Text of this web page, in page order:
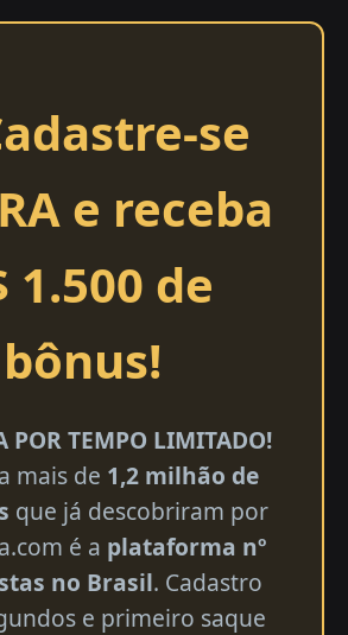
se
e receba
1.500 de
bônus!
POR TEMPO LIMITADO!
mais de 1,2 milhão de
que já descobriram por
é a plataforma nº
no Brasil. Cadastro
e primeiro saque